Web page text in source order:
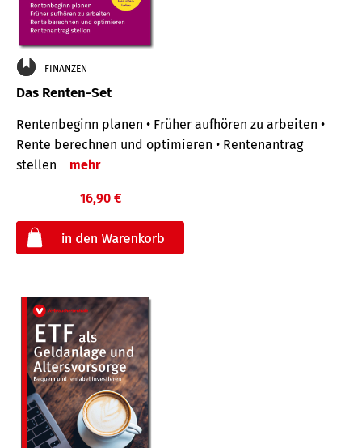
FINANZEN
Das Renten-Set
Rentenbeginn planen • Früher aufhören zu arbeiten •
Rente berechnen und optimieren • Rentenantrag
stellen
mehr
16,90 €